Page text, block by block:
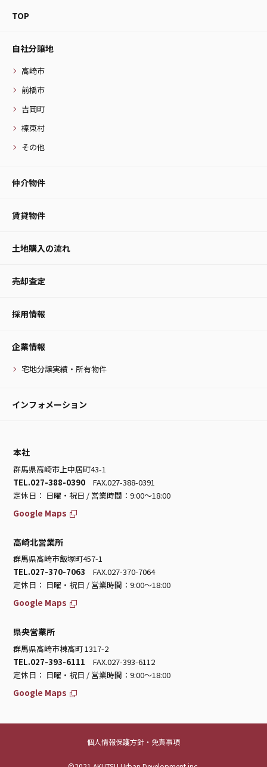
TOP
自社分譲地
高崎市
前橋市
吉岡町
榛東村
その他
仲介物件
賃貸物件
土地購入の流れ
売却査定
採用情報
企業情報
宅地分譲実績・所有物件
インフォメーション
本社
群馬県高崎市上中居町43-1
TEL.027-388-0390 FAX.027-388-0391
定休日： 日曜・祝日 / 営業時間：9:00～18:00
Google Maps
高崎北営業所
群馬県高崎市飯塚町457-1
TEL.027-370-7063 FAX.027-370-7064
定休日： 日曜・祝日 / 営業時間：9:00～18:00
Google Maps
県央営業所
群馬県高崎市棟高町 1317-2
TEL.027-393-6111 FAX.027-393-6112
定休日： 日曜・祝日 / 営業時間：9:00～18:00
Google Maps
個人情報保護方針・免責事項